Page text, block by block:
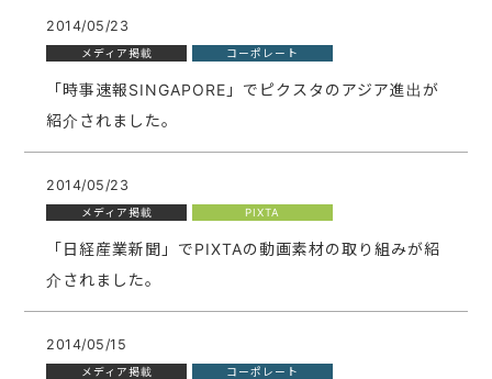
2014/05/23
メディア掲載 コーポレート
「時事速報SINGAPORE」でピクスタのアジア進出が
紹介されました。
2014/05/23
メディア掲載 PIXTA
「日経産業新聞」でPIXTAの動画素材の取り組みが紹
介されました。
2014/05/15
メディア掲載 コーポレート